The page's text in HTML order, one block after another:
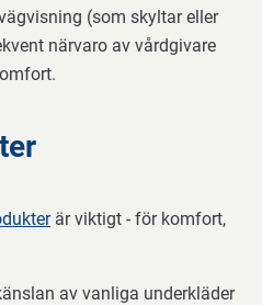
(som skyltar eller
närvaro av vårdgivare
är viktigt - för komfort,
av vanliga underkläder